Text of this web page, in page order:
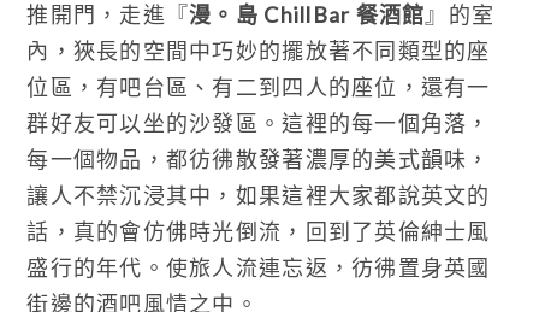
推開門，走進『漫。島 ChillBar 餐酒館』的室
內，狹長的空間中巧妙的擺放著不同類型的座
位區，有吧台區、有二到四人的座位，還有一
群好友可以坐的沙發區。這裡的每一個角落，
每一個物品，都彷彿散發著濃厚的美式韻味，
讓人不禁沉浸其中，如果這裡大家都說英文的
話，真的會仿佛時光倒流，回到了英倫紳士風
盛行的年代。使旅人流連忘返，彷彿置身英國
街邊的酒吧風情之中。